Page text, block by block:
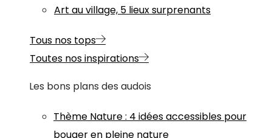
Art au village, 5 lieux surprenants
Tous nos tops
Toutes nos inspirations
Les bons plans des audois
Thème Nature: 4 idées accessibles pour
bouger en pleine nature